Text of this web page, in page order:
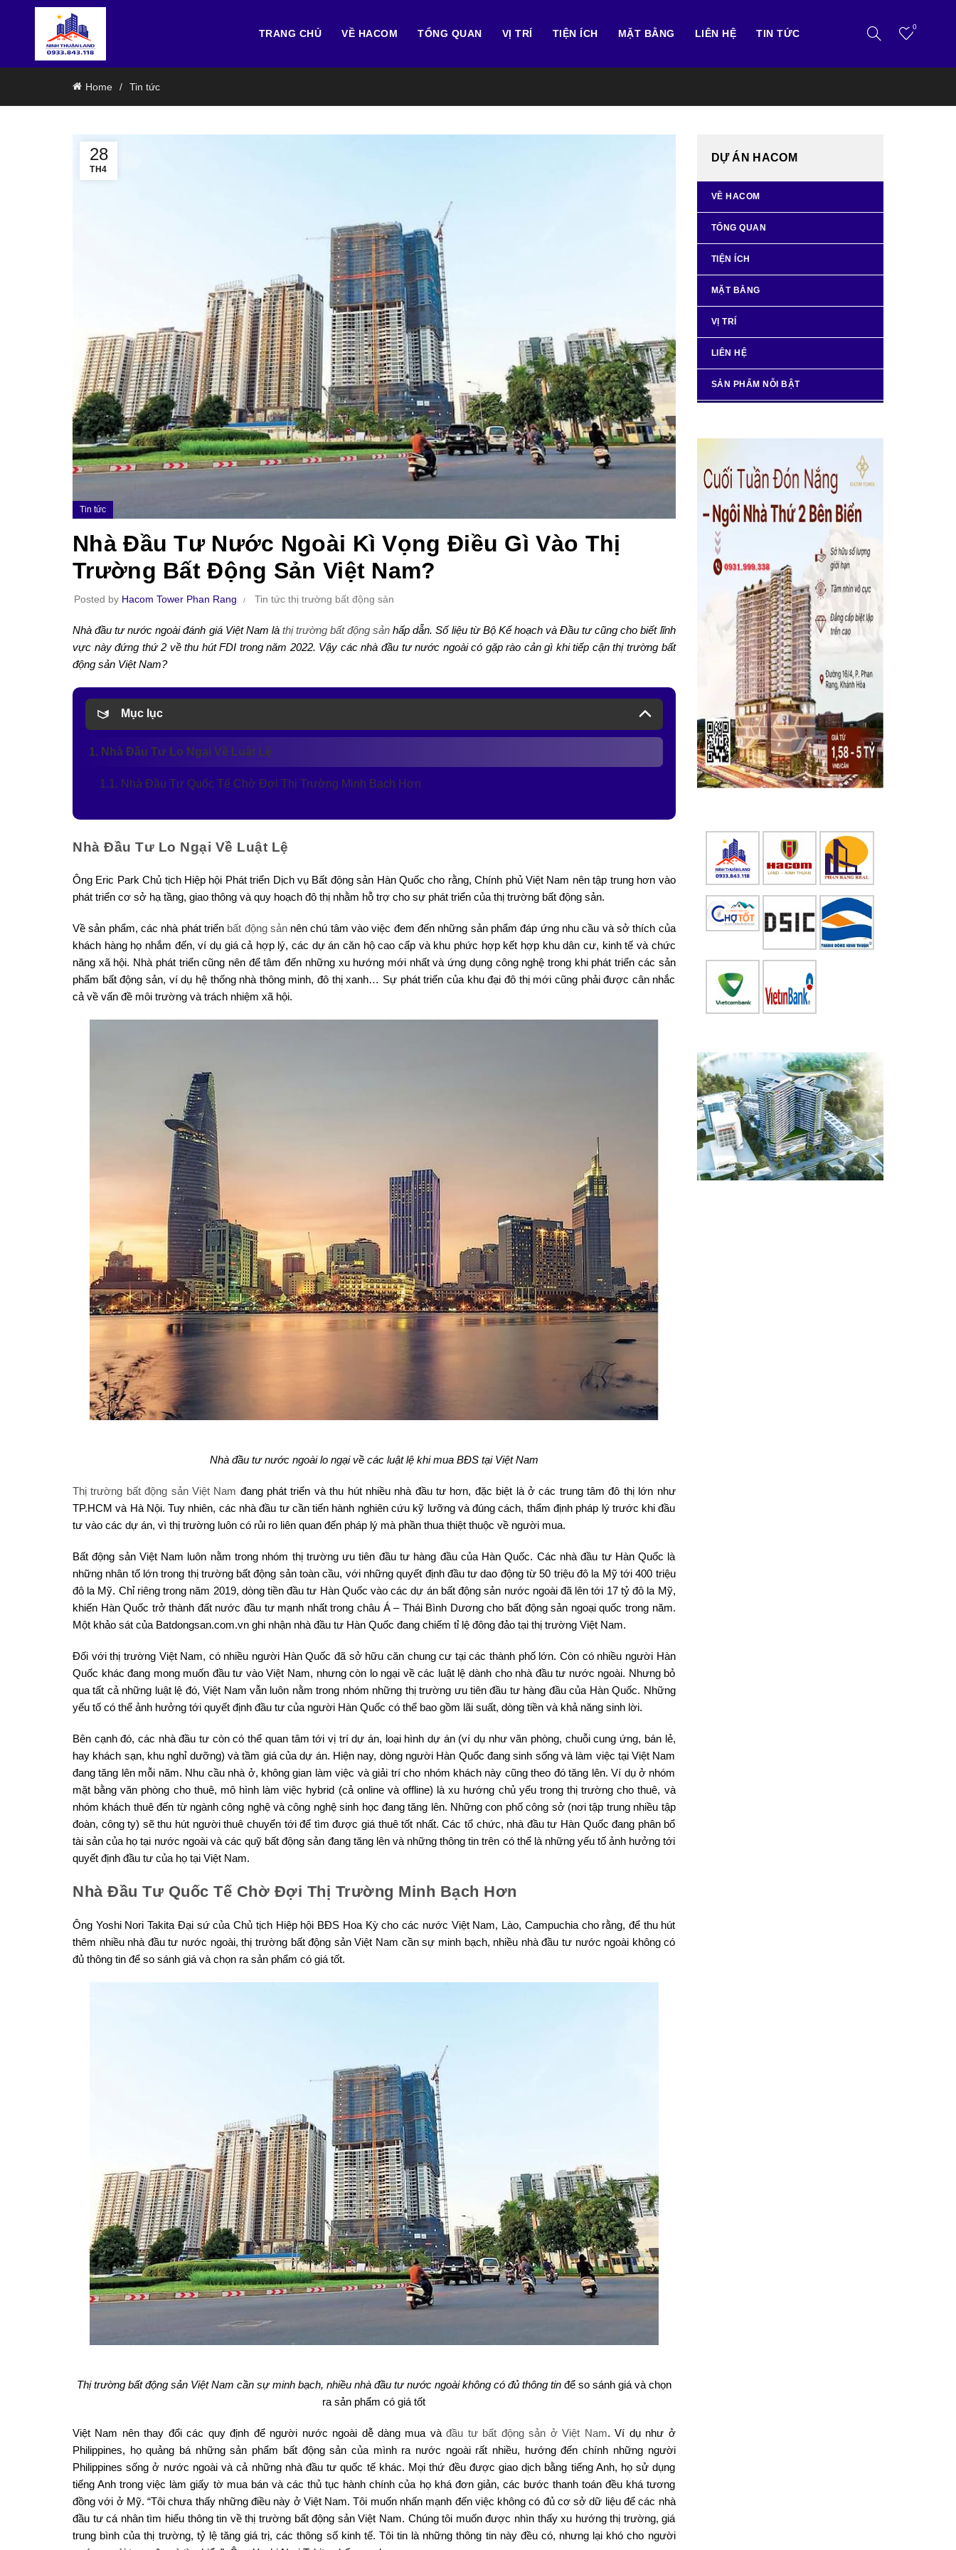
TRANG CHỦ VỀ HACOM TỔNG QUAN VỊ TRÍ TIỆN ÍCH MẶT BẰNG LIÊN HỆ TIN TỨC
0
Home Tin tức
28
TH4
Tin tức
Nhà Đầu Tư Nước Ngoài Kì Vọng Điều Gì Vào Thị
Trường Bất Động Sản Việt Nam?
Posted by Hacom Tower Phan Rang Tin tức thị trường bất động sản
Nhà đầu tư nước ngoài đánh giá Việt Nam là thị trường bất động sản hấp dẫn. Số liệu từ Bộ Kế hoạch và Đầu tư cũng cho biết lĩnh
vực này đứng thứ 2 về thu hút FDI trong năm 2022. Vậy các nhà đầu tư nước ngoài có gặp rào cản gì khi tiếp cận thị trường bất
động sản Việt Nam?
Mục lục
1. Nhà Đầu Tư Lo Ngại Về Luật Lệ
1.1. Nhà Đầu Tư Quốc Tế Chờ Đợi Thị Trường Minh Bạch Hơn
Nhà Đầu Tư Lo Ngại Về Luật Lệ
Ông Eric Park Chủ tịch Hiệp hội Phát triển Dịch vụ Bất động sản Hàn Quốc cho rằng, Chính phủ Việt Nam nên tập trung hơn vào
phát triển cơ sở hạ tầng, giao thông và quy hoạch đô thị nhằm hỗ trợ cho sự phát triển của thị trường bất động sản.
Về sản phẩm, các nhà phát triển bất động sảnnên chú tâm vào việc đem đến những sản phẩm đáp ứng nhu cầu và sở thích của
khách hàng họ nhắm đến, ví dụ giá cả hợp lý, các dự án căn hộ cao cấp và khu phức hợp kết hợp khu dân cư, kinh tế và chức
năng xã hội. Nhà phát triển cũng nên để tâm đến những xu hướng mới nhất và ứng dụng công nghệ trong khi phát triển các sản
phẩm bất động sản, ví dụ hệ thống nhà thông minh, đô thị xanh… Sự phát triển của khu đại đô thị mới cũng phải được cân nhắc
cả về vấn đề môi trường và trách nhiệm xã hội.
Nhà đầu tư nước ngoài lo ngại về các luật lệ khi mua BĐS tại Việt Nam
Thị trường bất động sản Việt Nam đang phát triển và thu hút nhiều nhà đầu tư hơn, đặc biệt là ở các trung tâm đô thị lớn như
TP.HCM và Hà Nội. Tuy nhiên, các nhà đầu tư cần tiến hành nghiên cứu kỹ lưỡng và đúng cách, thẩm định pháp lý trước khi đầu
tư vào các dự án, vì thị trường luôn có rủi ro liên quan đến pháp lý mà phần thua thiệt thuộc về người mua.
Bất động sản Việt Nam luôn nằm trong nhóm thị trường ưu tiên đầu tư hàng đầu của Hàn Quốc. Các nhà đầu tư Hàn Quốc là
những nhân tố lớn trong thị trường bất động sản toàn cầu, với những quyết định đầu tư dao động từ 50 triệu đô la Mỹ tới 400 triệu
đô la Mỹ. Chỉ riêng trong năm 2019, dòng tiền đầu tư Hàn Quốc vào các dự án bất động sản nước ngoài đã lên tới 17 tỷ đô la Mỹ,
khiến Hàn Quốc trở thành đất nước đầu tư mạnh nhất trong châu Á – Thái Bình Dương cho bất động sản ngoại quốc trong năm.
Một khảo sát của Batdongsan.com.vn ghi nhận nhà đầu tư Hàn Quốc đang chiếm tỉ lệ đông đảo tại thị trường Việt Nam.
Đối với thị trường Việt Nam, có nhiều người Hàn Quốc đã sở hữu căn chung cư tại các thành phố lớn. Còn có nhiều người Hàn
Quốc khác đang mong muốn đầu tư vào Việt Nam, nhưng còn lo ngại về các luật lệ dành cho nhà đầu tư nước ngoài. Nhưng bỏ
qua tất cả những luật lệ đó, Việt Nam vẫn luôn nằm trong nhóm những thị trường ưu tiên đầu tư hàng đầu của Hàn Quốc. Những
yếu tố có thể ảnh hưởng tới quyết định đầu tư của người Hàn Quốc có thể bao gồm lãi suất, dòng tiền và khả năng sinh lời.
Bên cạnh đó, các nhà đầu tư còn có thể quan tâm tới vị trí dự án, loại hình dự án (ví dụ như văn phòng, chuỗi cung ứng, bán lẻ,
hay khách sạn, khu nghỉ dưỡng) và tầm giá của dự án. Hiện nay, dòng người Hàn Quốc đang sinh sống và làm việc tại Việt Nam
đang tăng lên mỗi năm. Nhu cầu nhà ở, không gian làm việc và giải trí cho nhóm khách này cũng theo đó tăng lên. Ví dụ ở nhóm
mặt bằng văn phòng cho thuê, mô hình làm việc hybrid (cả online và offline) là xu hướng chủ yếu trong thị trường cho thuê, và
nhóm khách thuê đến từ ngành công nghệ và công nghệ sinh học đang tăng lên. Những con phố công sở (nơi tập trung nhiều tập
đoàn, công ty) sẽ thu hút người thuê chuyển tới để tìm được giá thuê tốt nhất. Các tổ chức, nhà đầu tư Hàn Quốc đang phân bổ
tài sản của họ tại nước ngoài và các quỹ bất động sản đang tăng lên và những thông tin trên có thể là những yếu tố ảnh hưởng tới
quyết định đầu tư của họ tại Việt Nam.
Nhà Đầu Tư Quốc Tế Chờ Đợi Thị Trường Minh Bạch Hơn
Ông Yoshi Nori Takita Đại sứ của Chủ tịch Hiệp hội BĐS Hoa Kỳ cho các nước Việt Nam, Lào, Campuchia cho rằng, để thu hút
thêm nhiều nhà đầu tư nước ngoài, thị trường bất động sản Việt Nam cần sự minh bạch, nhiều nhà đầu tư nước ngoài không có
đủ thông tin để so sánh giá và chọn ra sản phẩm có giá tốt.
Thị trường bất động sản Việt Nam cần sự minh bạch, nhiều nhà đầu tư nước ngoài không có đủ thông tin để so sánh giá và chọn
ra sản phẩm có giá tốt
Việt Nam nên thay đổi các quy định để người nước ngoài dễ dàng mua vàđầu tư bất động sản ở Việt Nam. Ví dụ như ở
Philippines, họ quảng bá những sản phẩm bất động sản của mình ra nước ngoài rất nhiều, hướng đến chính những người
Philippines sống ở nước ngoài và cả những nhà đầu tư quốc tế khác. Mọi thứ đều được giao dịch bằng tiếng Anh, họ sử dụng
tiếng Anh trong việc làm giấy tờ mua bán và các thủ tục hành chính của họ khá đơn giản, các bước thanh toán đều khá tương
đồng với ở Mỹ. “Tôi chưa thấy những điều này ở Việt Nam. Tôi muốn nhấn mạnh đến việc không có đủ cơ sở dữ liệu để các nhà
đầu tư cá nhân tìm hiểu thông tin về thị trường bất động sản Việt Nam. Chúng tôi muốn được nhìn thấy xu hướng thị trường, giá
trung bình của thị trường, tỷ lệ tăng giá trị, các thông số kinh tế. Tôi tin là những thông tin này đều có, nhưng lại khó cho người
DỰ ÁN HACOM
VỀ HACOM
TỔNG QUAN
TIỆN ÍCH
MẶT BẰNG
VỊ TRÍ
LIÊN HỆ
SẢN PHẨM NỖI BẬT